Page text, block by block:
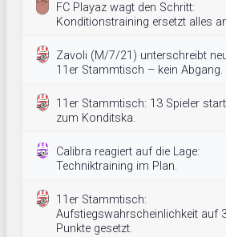
FC Playaz wagt den Schritt:
Konditionstraining ersetzt alles
Zavoli (M/7/21) unterschreibt
11er Stammtisch – kein Abgang.
11er Stammtisch: 13 Spieler
zum Konditska.
Calibra reagiert auf die Lage:
Techniktraining im Plan.
11er Stammtisch:
Aufstiegswahrscheinlichkeit auf
Punkte gesetzt.